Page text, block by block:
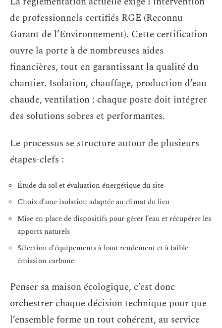
de professionnels certifiés RGE (Reconnu
Garant de l’Environnement). Cette certification
ouvre la porte à de nombreuses aides
financières, tout en garantissant la qualité du
chantier. Isolation, chauffage, production d’eau
chaude, ventilation : chaque poste doit intégrer
des solutions sobres et performantes.
Le processus se structure autour de plusieurs
étapes-clefs :
Étude du sol et évaluation énergétique du site
Choix d’une isolation adaptée au climat du lieu
Mise en place de dispositifs pour gérer l’eau et récupérer les
apports naturels
Sélection d’équipements à haut rendement et à faible
émission carbone
Penser sa maison écologique, c’est donc
orchestrer chaque décision technique pour que
l’ensemble forme un tout cohérent, au service